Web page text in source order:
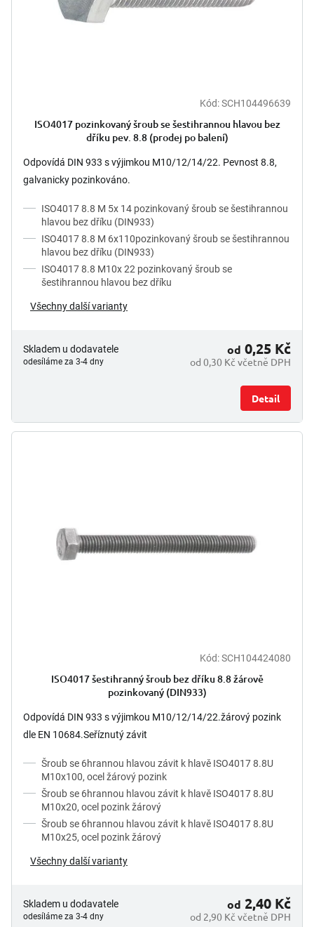
Kód:SCH104496639
ISO4017 pozinkovaný šroub se šestihrannou hlavou bez
dříku pev. 8.8 (prodej po balení)
Odpovídá DIN 933 s výjimkou M10/12/14/22. Pevnost 8.8,
galvanicky pozinkováno.
ISO4017 8.8 M 5x 14 pozinkovaný šroub se šestihrannou
hlavou bez dříku (DIN933)
ISO4017 8.8 M 6x110pozinkovaný šroub se šestihrannou
hlavou bez dříku (DIN933)
ISO4017 8.8 M10x 22 pozinkovaný šroub se
šestihrannou hlavou bez dříku
Všechny další varianty
Skladem u dodavatele
odesíláme za 3-4 dny od 0,30 Kč včetně DPH
od 0,25 Kč
Detail
Kód:SCH104424080
ISO4017 šestihranný šroub bez dříku 8.8 žárově
pozinkovaný (DIN933)
Odpovídá DIN 933 s výjimkou M10/12/14/22.žárový pozink
dle EN 10684.Seříznutý závit
Šroub se 6hrannou hlavou závit k hlavě ISO4017 8.8U
M10x100, ocel žárový pozink
Šroub se 6hrannou hlavou závit k hlavě ISO4017 8.8U
M10x20, ocel pozink žárový
Šroub se 6hrannou hlavou závit k hlavě ISO4017 8.8U
M10x25, ocel pozink žárový
Všechny další varianty
Skladem u dodavatele
odesíláme za 3-4 dny od 2,90 Kč včetně DPH
od 2,40 Kč